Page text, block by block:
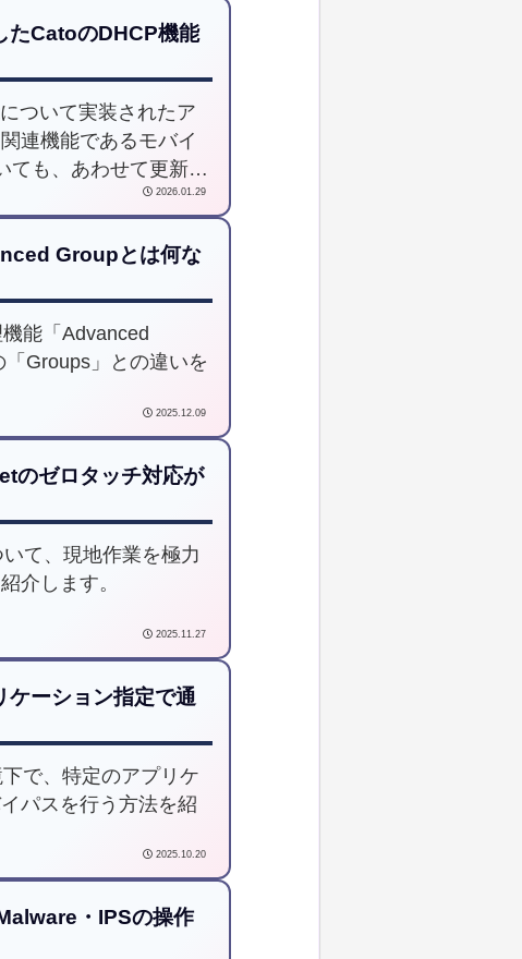
たCatoのDHCP機能
ついて実装されたア
連機能であるモバイ
ても、あわせて更新を
2026.01.29
Groupとは何な
能「Advanced
Groups」との違いを
2025.12.09
のゼロタッチ対応が
て、現地作業を極力
介します。
2025.11.27
ケーション指定で通
で、特定のアプリケ
パスを行う方法を紹
2025.10.20
・IPSの操作